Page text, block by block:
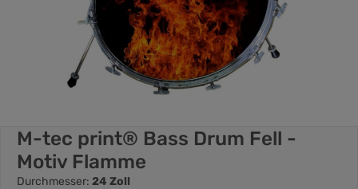
M-tec print® Bass Drum Fell -
Motiv Flamme
Durchmesser: 24 Zoll